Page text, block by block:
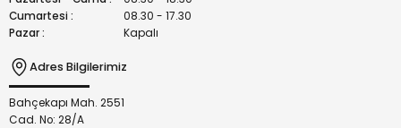
Cumartesi :
08.30 - 17.30
Pazar :
Kapalı
Adres Bilgilerimiz
Bahçekapı Mah. 2551
Cad. No: 28/A